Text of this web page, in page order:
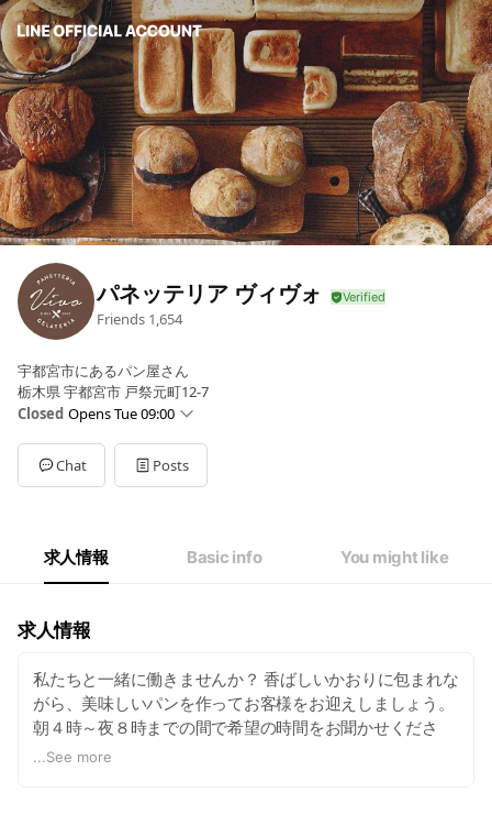
パネッテリア ヴィヴォ
Friends 1,654
宇都宮市にあるパン屋さん
栃木県 宇都宮市 戸祭元町12-7
Closed Opens Tue 09:00
Sun00:00 - 00:00
Mon09:00 - 18:00
Tue
09:00 - 18:00
09:00 - 18:00
日曜定休日
Chat Posts
求人情報 Basic info You might like
求人情報
私たちと一緒に働きませんか？ 香ばしいかおりに包まれな
がら、美味しいパンを作ってお客様をお迎えしましょう。
朝４時～夜８時までの間で希望の時間をお聞かせくださ
い。 早起きが得意な人、未経験の人、独立を目指している
...See more